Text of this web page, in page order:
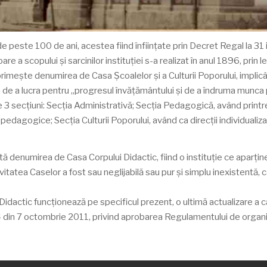
peste 100 de ani, acestea fiind înfiinţate prin Decret Regal la 31
a scopului şi sarcinilor instituţiei s-a realizat în anul 1896, prin
denumirea de Casa Şcoalelor şi a Culturii Poporului,
a lucra pentru „progresul învăţământului şi de a îndruma
secţiuni: Secţia Administrativă; Secţia Pedagogică, având
Secţia Culturii Poporului, având ca direcţii
denumirea de Casa Corpului Didactic, fiind o instituţie ce
Caselor a fost sau neglijabilă sau pur şi simplu inexistentă,
funcţionează pe specificul prezent, o ultimă actualizare
7 octombrie 2011, privind aprobarea Regulamentului de